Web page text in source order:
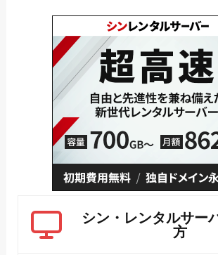
シン・レンタルサー
方